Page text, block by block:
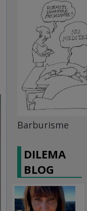
Barburisme
DILEMA
BLOG